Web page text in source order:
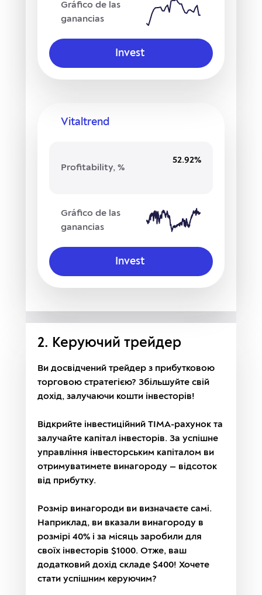
Gráfico de las
ganancias
Invest
Vitaltrend
Profitability, %
52.92%
Gráfico de las
ganancias
Invest
2. Керуючий трейдер
Ви досвідчений трейдер з прибутковою
торговою стратегією? Збільшуйте свій
дохід, залучаючи кошти інвесторів!
Відкрийте інвестиційний TIMA-рахунок та
залучайте капітал інвесторів. За успішне
управління інвесторським капіталом ви
отримуватимете винагороду — відсоток
від прибутку.
Розмір винагороди ви визначаєте самі.
Наприклад, ви вказали винагороду в
розмірі 40% і за місяць заробили для
своїх інвесторів $1000. Отже, ваш
додатковий дохід складе $400! Хочете
стати успішним керуючим?